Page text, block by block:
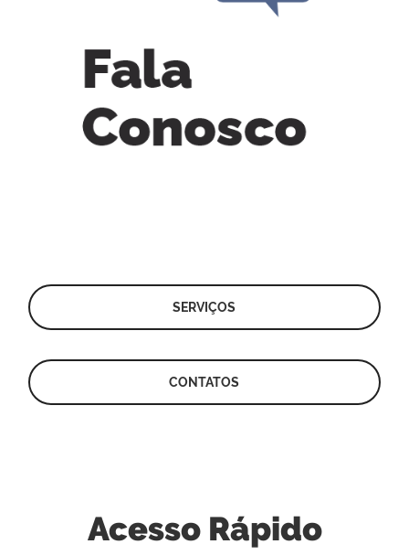
SERVIÇOS
CONTATOS
Acesso Rápido